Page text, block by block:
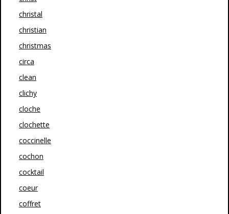
christal
christian
christmas
circa
clean
clichy
cloche
clochette
coccinelle
cochon
cocktail
coeur
coffret